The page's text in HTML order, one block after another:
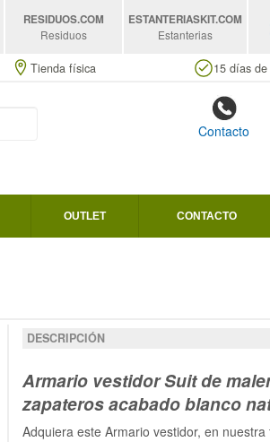
RESIDUOS.COM
Residuos
ESTANTERIASKIT.COM
Estanterias
Tienda física 15 días
Contacto
OUTLET CONTACTO
DESCRIPCIÓN
Armario vestidor Suit de
zapateros acabado blanco
Adquiera este Armario vestidor, en